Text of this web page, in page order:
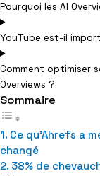
Pourquoi les AI
YouTube est-il
Comment optimiser
Overviews ?
Sommaire
Ce qu’Ahrefs a
changé
38% de